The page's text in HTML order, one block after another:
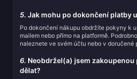
5. Jak mohu po dokončení platby
Po dokončení nákupu obdržíte pokyny k
mailem nebo přímo na platformě.
naleznete ve svém účtu nebo v doručené
6. Neobdržel(a) jsem zakoupenou
dělat?